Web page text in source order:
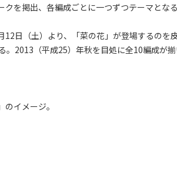
を掲出、各編成ごとに一つずつテーマとな
日（土）より、「菜の花」が登場するのを
。2013（平成25）年秋を目処に全10編成が揃
イメージ。